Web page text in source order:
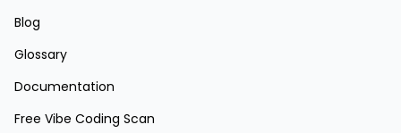
Blog
Glossary
Documentation
Free Vibe Coding Scan